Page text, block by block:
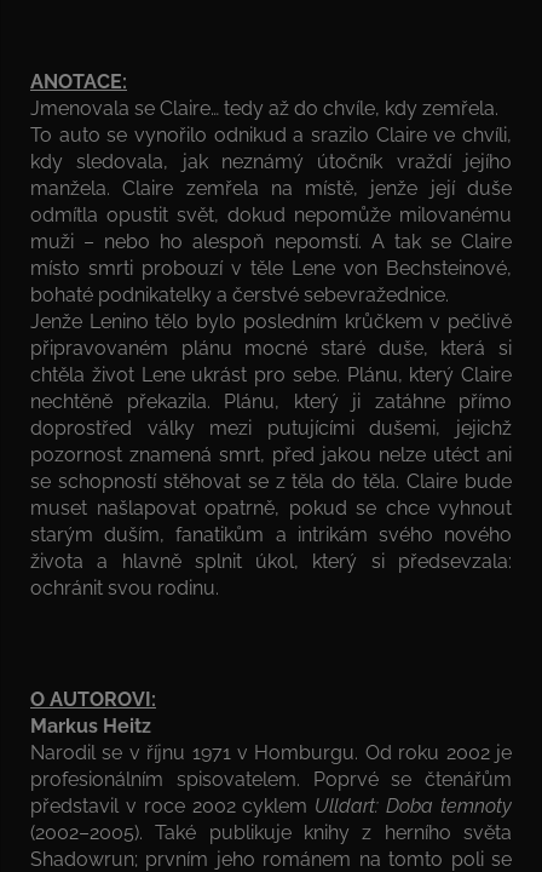
ANOTACE:
Jmenovala se Claire… tedy až do chvíle, kdy zemřela.
To auto se vynořilo odnikud a srazilo Claire ve chvíli,
kdy sledovala, jak neznámý útočník vraždí jejího
manžela. Claire zemřela na místě, jenže její duše
odmítla opustit svět, dokud nepomůže milovanému
muži – nebo ho alespoň nepomstí. A tak se Claire
místo smrti probouzí v těle Lene von Bechsteinové,
bohaté podnikatelky a čerstvé sebevražednice.
Jenže Lenino tělo bylo posledním krůčkem v pečlivě
připravovaném plánu mocné staré duše, která si
chtěla život Lene ukrást pro sebe. Plánu, který Claire
nechtěně překazila. Plánu, který ji zatáhne přímo
doprostřed války mezi putujícími dušemi, jejichž
pozornost znamená smrt, před jakou nelze utéct ani
se schopností stěhovat se z těla do těla. Claire bude
muset našlapovat opatrně, pokud se chce vyhnout
starým duším, fanatikům a intrikám svého nového
života a hlavně splnit úkol, který si předsevzala:
ochránit svou rodinu.
O AUTOROVI:
Markus Heitz
Narodil se v říjnu 1971 v Homburgu. Od roku 2002 je
profesionálním spisovatelem. Poprvé se čtenářům
představil v roce 2002 cyklem Ulldart: Doba temnoty
(2002–2005). Také publikuje knihy z herního světa
Shadowrun; prvním jeho románem na tomto poli se